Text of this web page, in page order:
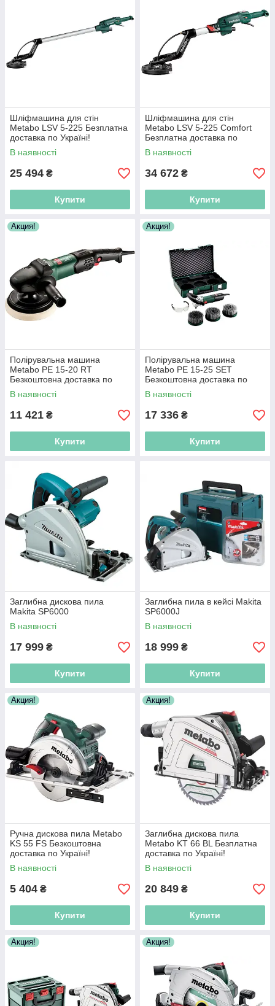
Шліфмашина для стін
Metabo LSV 5-225 Безплатна
доставка по Україні!
В наявності
25 494 ₴
Купити
Шліфмашина для стін
Metabo LSV 5-225 Comfort
Безплатна доставка по
Україні!
В наявності
34 672 ₴
Купити
Акция!
Полірувальна машина
Metabo PE 15-20 RT
Безкоштовна доставка по
Україні!
В наявності
11 421 ₴
Купити
Акция!
Полірувальна машина
Metabo PE 15-25 SET
Безкоштовна доставка по
Україні!
В наявності
17 336 ₴
Купити
Заглибна дискова пила
Makita SP6000
В наявності
17 999 ₴
Купити
Заглибна пила в кейсі Makita
SP6000J
В наявності
18 999 ₴
Купити
Акция!
Ручна дискова пила Metabo
KS 55 FS Безкоштовна
доставка по Україні!
В наявності
5 404 ₴
Купити
Акция!
Заглибна дискова пила
Metabo KT 66 BL Безплатна
доставка по Україні!
В наявності
20 849 ₴
Купити
Акция! Акция!